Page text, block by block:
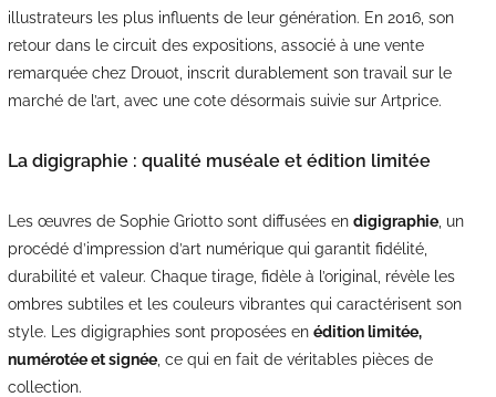
illustrateurs les plus influents de leur génération. En 2016, son
retour dans le circuit des expositions, associé à une vente
remarquée chez Drouot, inscrit durablement son travail sur le
marché de l’art, avec une cote désormais suivie sur Artprice.
La digigraphie : qualité muséale et édition limitée
Les œuvres de Sophie Griotto sont diffusées en digigraphie, un
procédé d’impression d’art numérique qui garantit fidélité,
durabilité et valeur. Chaque tirage, fidèle à l’original, révèle les
ombres subtiles et les couleurs vibrantes qui caractérisent son
style. Les digigraphies sont proposées en édition limitée,
numérotée et signée, ce qui en fait de véritables pièces de
collection.